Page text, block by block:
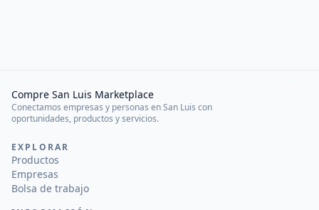
Compre San Luis Marketplace
Conectamos empresas y personas en San Luis con
oportunidades, productos y servicios.
EXPLORAR
Productos
Empresas
Bolsa de trabajo